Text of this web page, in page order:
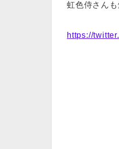
虹色侍さん
https://